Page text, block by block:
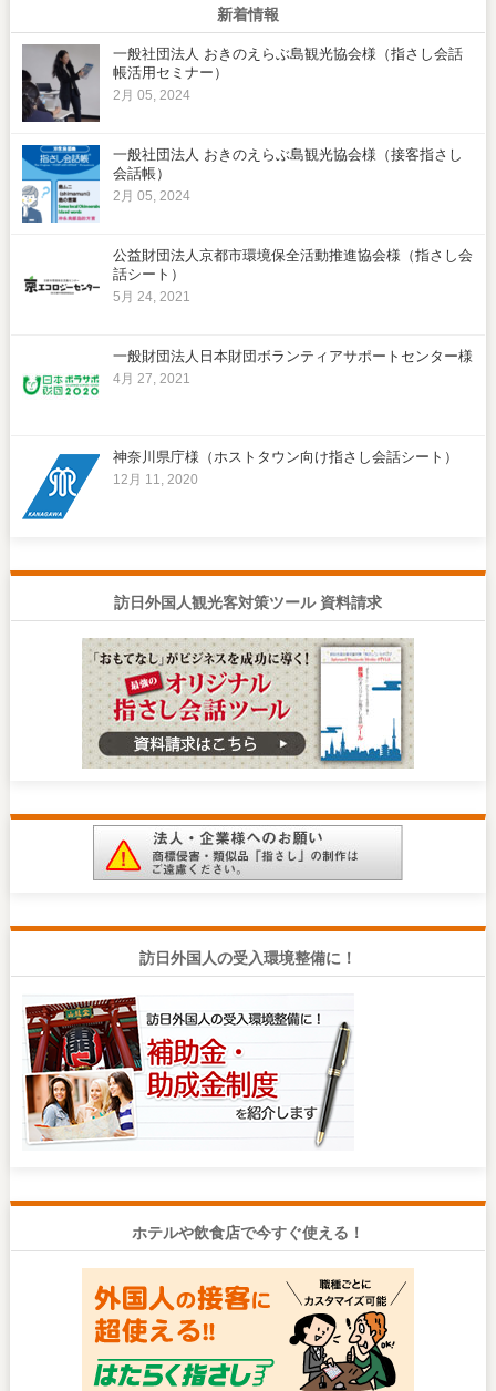
新着情報
一般社団法人 おきのえらぶ島観光協会様（指さし会話
帳活用セミナー）
2月 05, 2024
一般社団法人 おきのえらぶ島観光協会様（接客指さし
会話帳）
2月 05, 2024
公益財団法人京都市環境保全活動推進協会様（指さし会
話シート）
5月 24, 2021
一般財団法人日本財団ボランティアサポートセンター様
4月 27, 2021
神奈川県庁様（ホストタウン向け指さし会話シート）
12月 11, 2020
訪日外国人観光客対策ツール 資料請求
訪日外国人の受入環境整備に！
ホテルや飲食店で今すぐ使える！